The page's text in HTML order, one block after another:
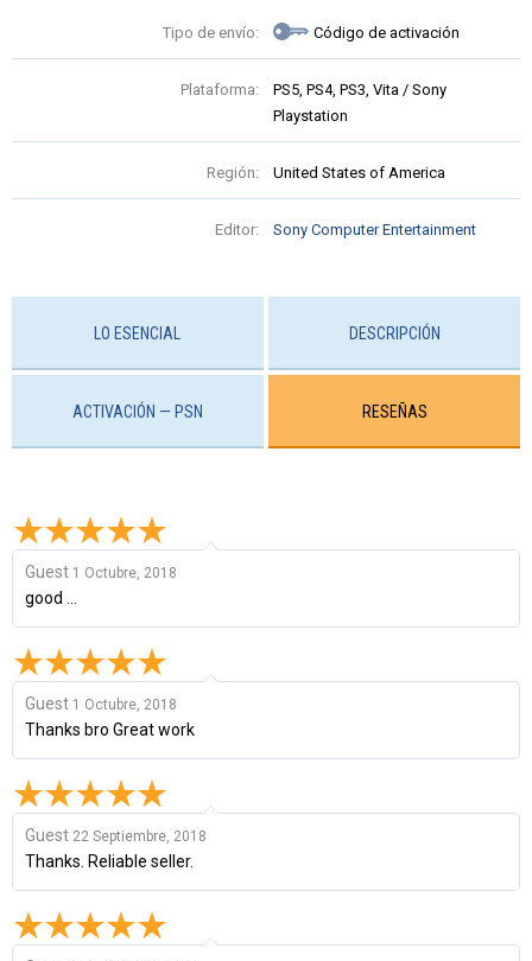
Tipo de envío: Código de activación
Plataforma:
PS5, PS4, PS3, Vita / Sony
Playstation
Región: United States of America
Editor: Sony Computer Entertainment
LO ESENCIAL DESCRIPCIÓN
ACTIVACIÓN — PSN RESEÑAS
Guest 1 Octubre, 2018
good ...
Guest 1 Octubre, 2018
Thanks bro Great work
Guest 22 Septiembre, 2018
Thanks. Reliable seller.